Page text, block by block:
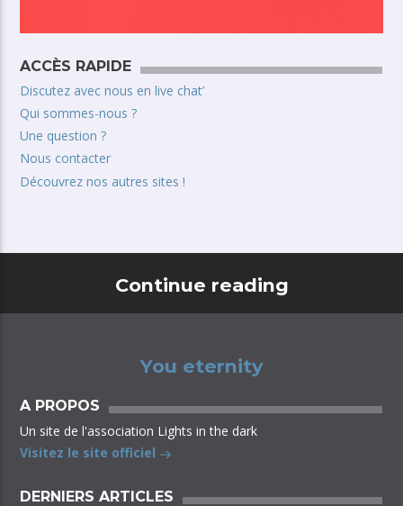
ACCÈS RAPIDE
Discutez avec nous en live chat’
Qui sommes-nous ?
Une question ?
Nous contacter
Découvrez nos autres sites !
Continue reading
You eternity
A PROPOS
Un site de l'association Lights in the dark
Visitez le site officiel
DERNIERS ARTICLES